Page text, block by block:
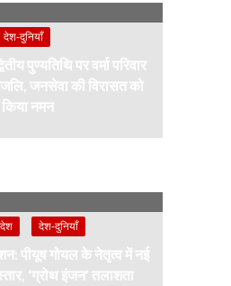
देश-दुनियाँ
पुण्यतिथि पर वर्मा परिवार
जनसेवा की विरासत को
किया नमन
देश-दुनियाँ
पीयूष गोयल के नेतृत्व में नई
‘ग्रोथ इंजन’ तलाशता